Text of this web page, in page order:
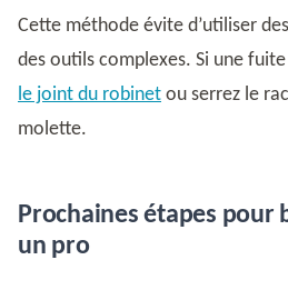
Cette méthode évite d’utiliser
des outils complexes. Si une
le joint du robinet ou serrez le
molette.
Prochaines étapes pour
un pro